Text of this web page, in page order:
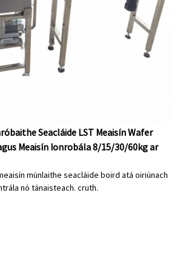
Seacláide LST Meaisín Wafer
Meaisín Ionrobála 8/15/30/60kg ar
múnlaithe seacláide boird atá oiriúnach
nó tánaisteach. cruth.